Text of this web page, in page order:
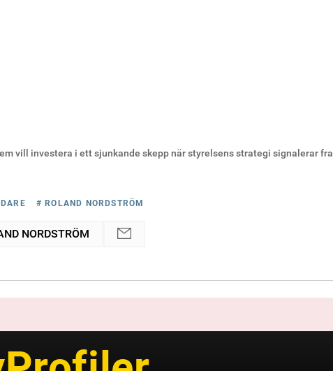
vill investera i ett sjunkande skepp när styrelsens strategi signalerar
# ROLAND NORDSTRÖM
NORDSTRÖM